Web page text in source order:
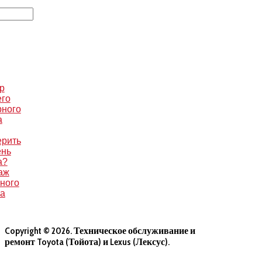
Copyright © 2026. Техническое обслуживание и
ремонт Toyota (Тойота) и Lexus (Лексус).